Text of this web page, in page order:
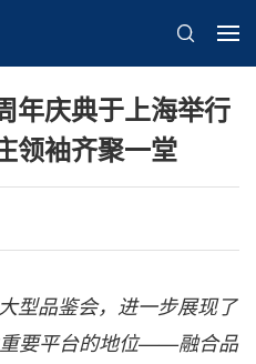
年庆典于上海举行
领袖齐聚一堂
型品鉴会，进一步展现了
要平台的地位——融合品